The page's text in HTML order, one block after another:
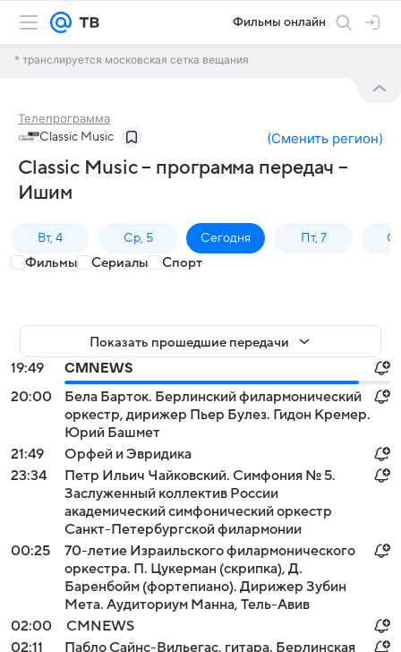
Фильмы онлайн
* транслируется московская сетка вещания
Телепрограмма
Classic Music (Сменить регион)
Classic Music – программа передач –
Ишим
Вт, 4 Ср, 5 Сегодня Пт, 7
Фильмы Сериалы Спорт
Показать прошедшие передачи
19:49
СМNEWS
20:00
Бела Барток. Берлинский филармонический
оркестр, дирижер Пьер Булез. Гидон Кремер.
Юрий Башмет
21:49
Орфей и Эвридика
23:34
Петр Ильич Чайковский. Симфония № 5.
Заслуженный коллектив России
академический симфонический оркестр
Санкт-Петербургской филармонии
00:25
70-летие Израильского филармонического
оркестра. П. Цукерман (скрипка), Д.
Баренбойм (фортепиано). Дирижер Зубин
Мета. Аудиториум Манна, Тель-Авив
02:00
СМNEWS
02:11
Пабло Сайнс-Вильегас, гитара. Берлинская